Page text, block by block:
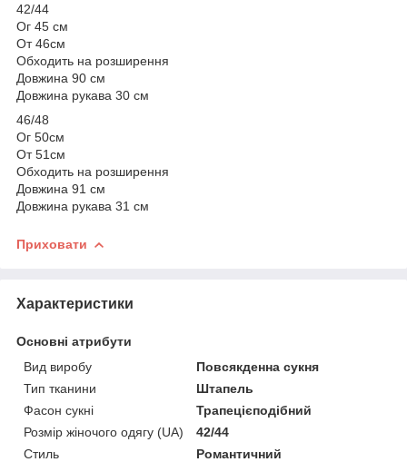
42/44
Ог 45 см
От 46см
Обходить на розширення
Довжина 90 см
Довжина рукава 30 см
46/48
Ог 50см
От 51см
Обходить на розширення
Довжина 91 см
Довжина рукава 31 см
Приховати
Характеристики
Основні атрибути
Вид виробу
Повсякденна сукня
Тип тканини
Штапель
Фасон сукні
Трапецієподібний
Розмір жіночого одягу (UA)
42/44
Стиль
Романтичний